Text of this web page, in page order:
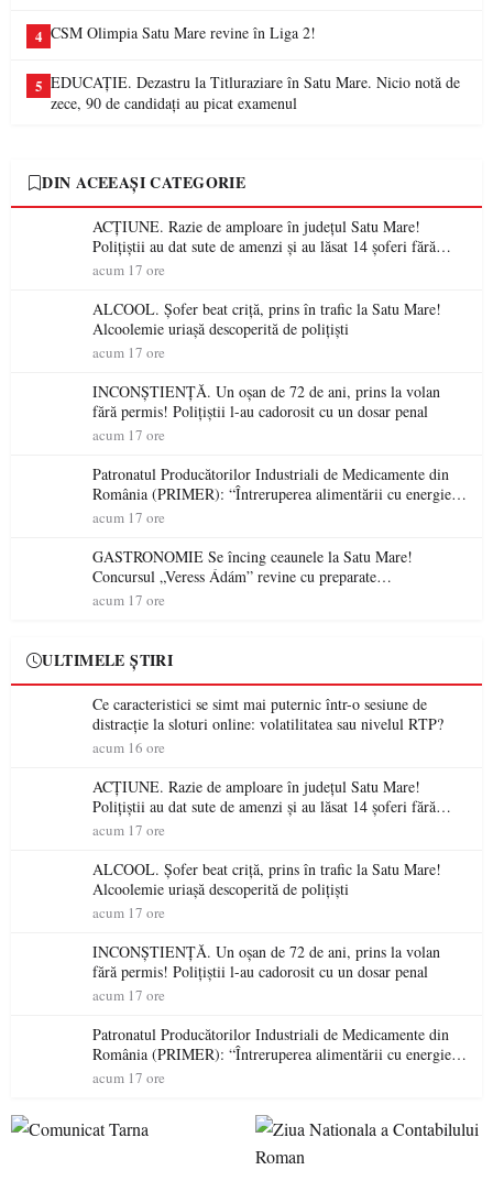
4 CSM Olimpia Satu Mare revine în Liga 2!
5 EDUCAȚIE. Dezastru la Titluraziare în Satu Mare. Nicio notă de
zece, 90 de candidați au picat examenul
DIN ACEEAȘI CATEGORIE
ACȚIUNE. Razie de amploare în județul Satu Mare!
Polițiștii au dat sute de amenzi și au lăsat 14 șoferi fără
permis într-o singură zi
acum 17 ore
ALCOOL. Șofer beat criță, prins în trafic la Satu Mare!
Alcoolemie uriașă descoperită de polițiști
acum 17 ore
INCONȘTIENȚĂ. Un oșan de 72 de ani, prins la volan
fără permis! Polițiștii l-au cadorosit cu un dosar penal
acum 17 ore
Patronatul Producătorilor Industriali de Medicamente din
România (PRIMER): “Întreruperea alimentării cu energie
electrică a fabricilor de medicamente va pune în pericol
acum 17 ore
GASTRONOMIE Se încing ceaunele la Satu Mare!
Concursul „Veress Ádám” revine cu preparate
spectaculoase, premii și un jurat de renume
acum 17 ore
ULTIMELE ȘTIRI
Ce caracteristici se simt mai puternic într-o sesiune de
distracție la sloturi online: volatilitatea sau nivelul RTP?
acum 16 ore
ACȚIUNE. Razie de amploare în județul Satu Mare!
Polițiștii au dat sute de amenzi și au lăsat 14 șoferi fără
permis într-o singură zi
acum 17 ore
ALCOOL. Șofer beat criță, prins în trafic la Satu Mare!
Alcoolemie uriașă descoperită de polițiști
acum 17 ore
INCONȘTIENȚĂ. Un oșan de 72 de ani, prins la volan
fără permis! Polițiștii l-au cadorosit cu un dosar penal
acum 17 ore
Patronatul Producătorilor Industriali de Medicamente din
România (PRIMER): “Întreruperea alimentării cu energie
electrică a fabricilor de medicamente va pune în pericol
acum 17 ore